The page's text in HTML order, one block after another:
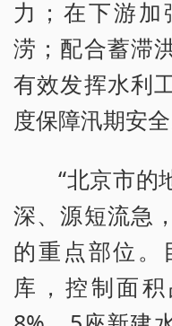
力；在下游
涝；配合蓄滞
有效发挥水利
度保障汛期安全
“北京市的
深、源短流急
的重点部位。
库，控制面